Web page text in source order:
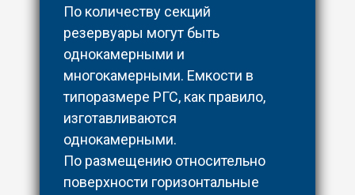
По количеству секций
резервуары могут быть
однокамерными и
многокамерными. Емкости в
типоразмере РГС, как правило,
изготавливаются
однокамерными.
По размещению относительно
поверхности горизонтальные